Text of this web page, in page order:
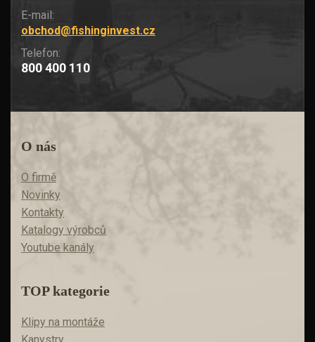
E-mail:
obchod@fishinginvest.cz
Telefon:
800 400 110
O nás
O firmě
Novinky
Kontakty
Katalogy výrobců
Youtube kanály
TOP kategorie
Klipy na montáže